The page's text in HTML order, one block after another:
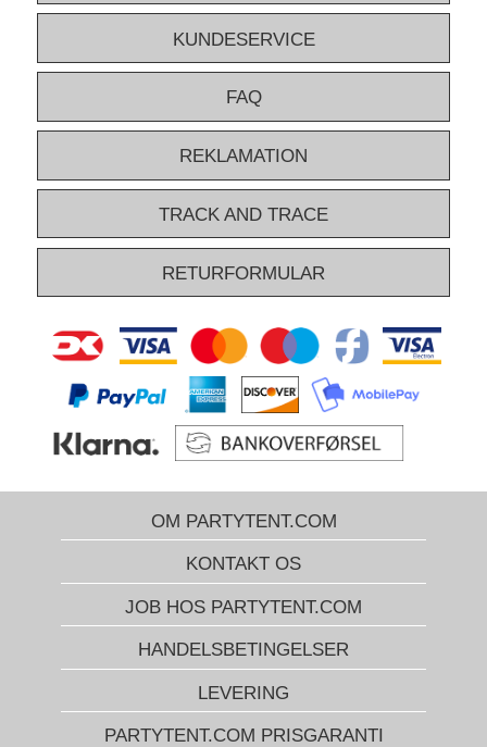
KUNDESERVICE
FAQ
REKLAMATION
TRACK AND TRACE
RETURFORMULAR
OM PARTYTENT.COM
KONTAKT OS
JOB HOS PARTYTENT.COM
HANDELSBETINGELSER
LEVERING
PARTYTENT.COM PRISGARANTI